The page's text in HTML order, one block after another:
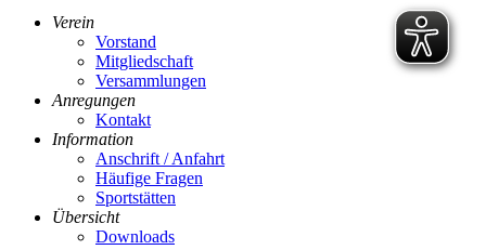
Verein
Vorstand
Mitgliedschaft
Versammlungen
Anregungen
Kontakt
Information
Anschrift / Anfahrt
Häufige Fragen
Sportstätten
Übersicht
Downloads